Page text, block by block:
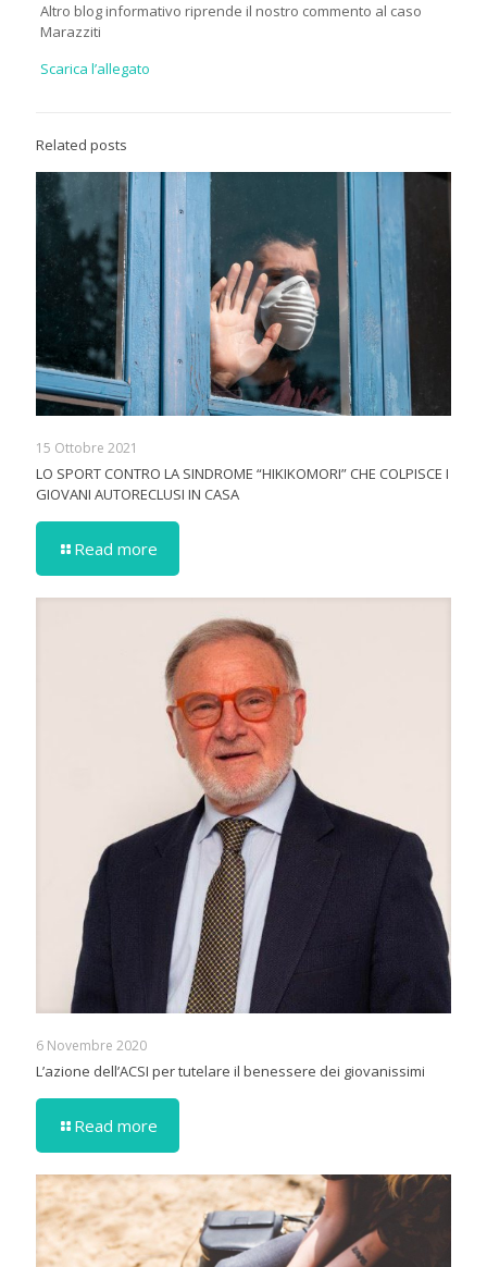
Altro blog informativo riprende il nostro commento al caso
Marazziti
Scarica l’allegato
Related posts
15 Ottobre 2021
LO SPORT CONTRO LA SINDROME “HIKIKOMORI” CHE COLPISCE I
GIOVANI AUTORECLUSI IN CASA
Read more
6 Novembre 2020
L’azione dell’ACSI per tutelare il benessere dei giovanissimi
Read more